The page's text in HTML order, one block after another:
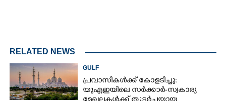
RELATED NEWS
GULF
പ്രവാസികൾക്ക് കോളടിച്ചു:
യുഎഇയിലെ സർക്കാർ-സ്വകാര്യ